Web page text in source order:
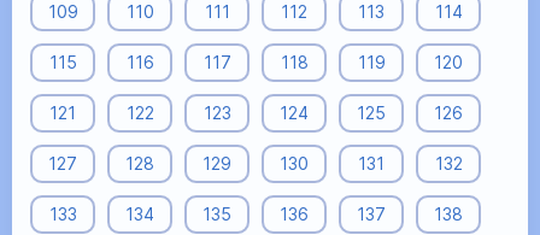
109 110 111 112 113 114
115 116 117 118 119 120
121 122 123 124 125 126
127 128 129 130 131 132
133 134 135 136 137 138